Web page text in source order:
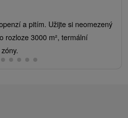
a pitím. Užijte si neomezený
rozloze 3000 m², termální